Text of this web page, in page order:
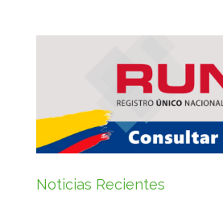
Noticias Recientes